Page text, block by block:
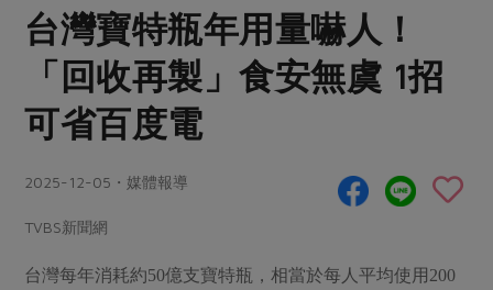
豆製品 米麵雜糧
肉品・水產
畜產肉類
調理食材・點心
蔬食
蛋料理
醬料
湯品．鍋物
更多預購活動
當季產品
合作25-經典快閃最後一週
合作25-精選產品第四彈
合作25-精選產品第三彈
產品故事 生活提案
樂齡生活 親子食育
廚房瑜伽
關注議題
減硝酸鹽
非基改運動 支持本土農糧
關於我們
合作社組織
員工與求才
產品檢驗
台灣寶特瓶年用量嚇人！
「回收再製」食安無虞 1招
可省百度電
2025-12-05・媒體報導
TVBS新聞網
台灣每年消耗約50億支寶特瓶，相當於每人平均使用200